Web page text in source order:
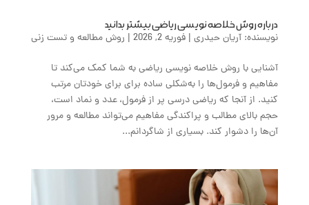
درباره روش خلاصه نویسی ریاضی بیشتر بدانید
نویسنده: آریان حیدری| فوریه 2, 2026 | روش مطالعه و تست زنی
آشنایی با روش خلاصه نویسی ریاضی به شما کمک می‌کند تا
مفاهیم و فرمول‌ها را به‌شکلی ساده برای برای خودتان مرتب
کنید. از آنجا که ریاضی درسی پر از فرمول، عدد و نماد است،
حجم بالای مطالب و پراکندگی مفاهیم می‌تواند مطالعه و مرور
آن‌ها را دشوار کند. بسیاری از شاگردانم...